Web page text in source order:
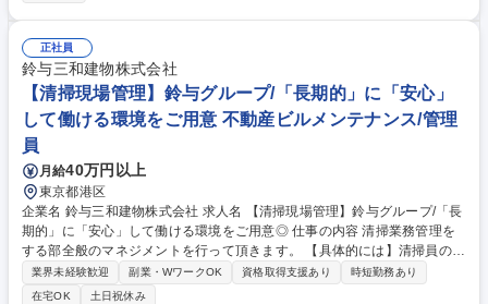
館者のお客様対応 ・周辺の観光案内 ※その他付随する業務 募集職種 【TK
P1021-アパホテルTKP日暮里駅前】フロントスタッフ/未経験歓迎
正社員
鈴与三和建物株式会社
【清掃現場管理】鈴与グループ/「長期的」に「安心」
して働ける環境をご用意 不動産ビルメンテナンス/管理
員
月給40万円以上
東京都港区
企業名 鈴与三和建物株式会社 求人名 【清掃現場管理】鈴与グループ/「長
期的」に「安心」して働ける環境をご用意◎ 仕事の内容 清掃業務管理を
する部全般のマネジメントを行って頂きます。 【具体的には】清掃員のス
ケジュール管理/予算・実績管理/日常清掃・定期清掃・ガラス清掃の見積
作成/清掃員の指導/清掃業者管理 等 【研修制度】入社後は基本的にはOJT
業界未経験歓迎 副業・WワークOK 資格取得支援あり
時短勤務あり
在宅OK
土日祝休み